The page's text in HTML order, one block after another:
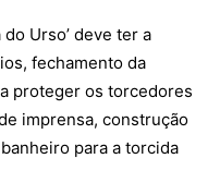
do Urso’ deve ter a
fechamento da
proteger os torcedores
imprensa, construção
para a torcida